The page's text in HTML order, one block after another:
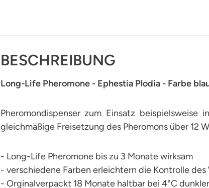
BESCHREIBUNG
Long-Life Pheromone - Ephestia Plodia - Farbe
Pheromondispenser zum Einsatz
gleichmäßige Freisetzung des Pheromons über 12
- Long-Life Pheromone bis zu 3 Monate wirksam
- verschiedene Farben erleichtern die Kontrolle des
- Orginalverpackt 18 Monate haltbar bei 4°C